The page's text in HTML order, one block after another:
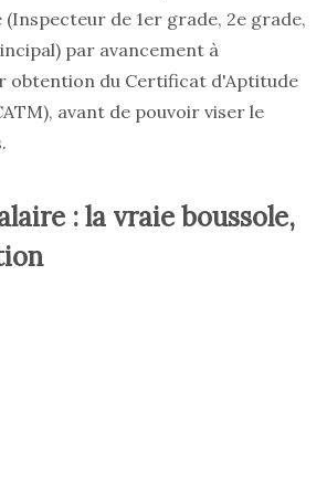
de 1er grade, 2e grade,
par avancement à
obtention du Certificat d'Aptitude
avant de pouvoir viser le
: la vraie boussole,